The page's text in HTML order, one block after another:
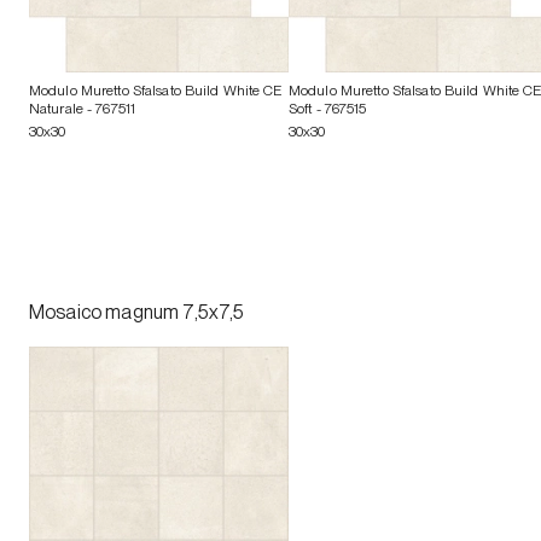
Modulo Muretto Sfalsato Build White CE
Naturale- 767511
30x30
Modulo Muretto Sfalsato Build White CE
Soft- 767515
30x30
Mosaico magnum 7,5x7,5